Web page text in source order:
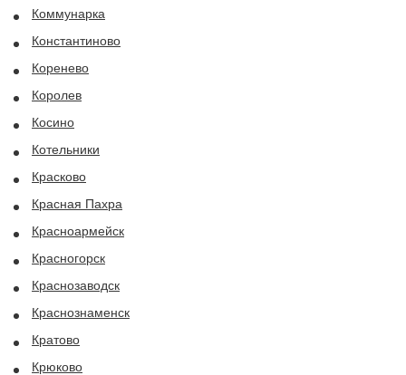
Коммунарка
Константиново
Коренево
Королев
Косино
Котельники
Красково
Красная Пахра
Красноармейск
Красногорск
Краснозаводск
Краснознаменск
Кратово
Крюково